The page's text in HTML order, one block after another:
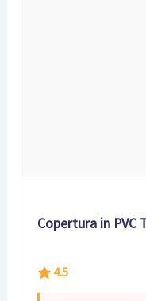
Copertura in PVC
4.5